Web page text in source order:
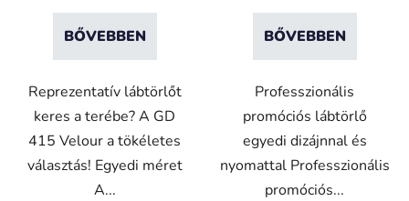
BŐVEBBEN
Reprezentatív lábtörlőt
keres a terébe? A GD
415 Velour a tökéletes
választás! Egyedi méret
A...
BŐVEBBEN
Professzionális
promóciós lábtörlő
egyedi dizájnnal és
nyomattal Professzionális
promóciós...